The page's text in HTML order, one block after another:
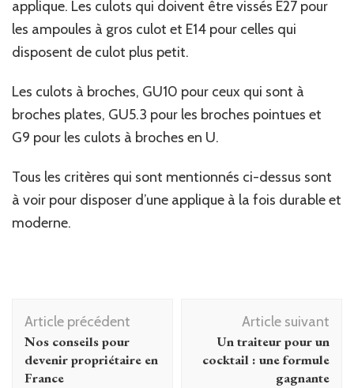
applique. Les culots qui doivent être vissés E27 pour
les ampoules à gros culot et E14 pour celles qui
disposent de culot plus petit.
Les culots à broches, GU10 pour ceux qui sont à
broches plates, GU5.3 pour les broches pointues et
G9 pour les culots à broches en U.
Tous les critères qui sont mentionnés ci-dessus sont
à voir pour disposer d’une applique à la fois durable et
moderne.
Navigation
d'article
Article précédent
Nos conseils pour
devenir propriétaire en
France
Article suivant
Un traiteur pour un
cocktail : une formule
gagnante